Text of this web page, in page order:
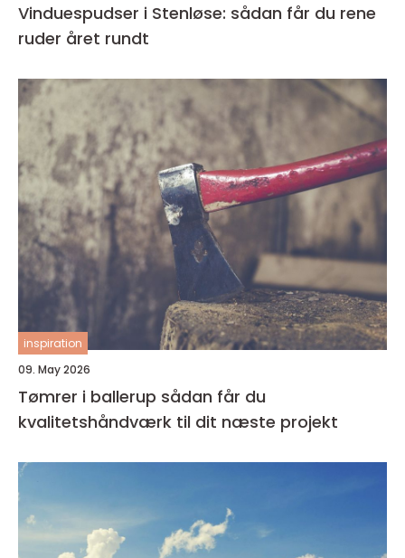
Vinduespudser i Stenløse: sådan får du rene
ruder året rundt
inspiration
09. May 2026
Tømrer i ballerup sådan får du
kvalitetshåndværk til dit næste projekt